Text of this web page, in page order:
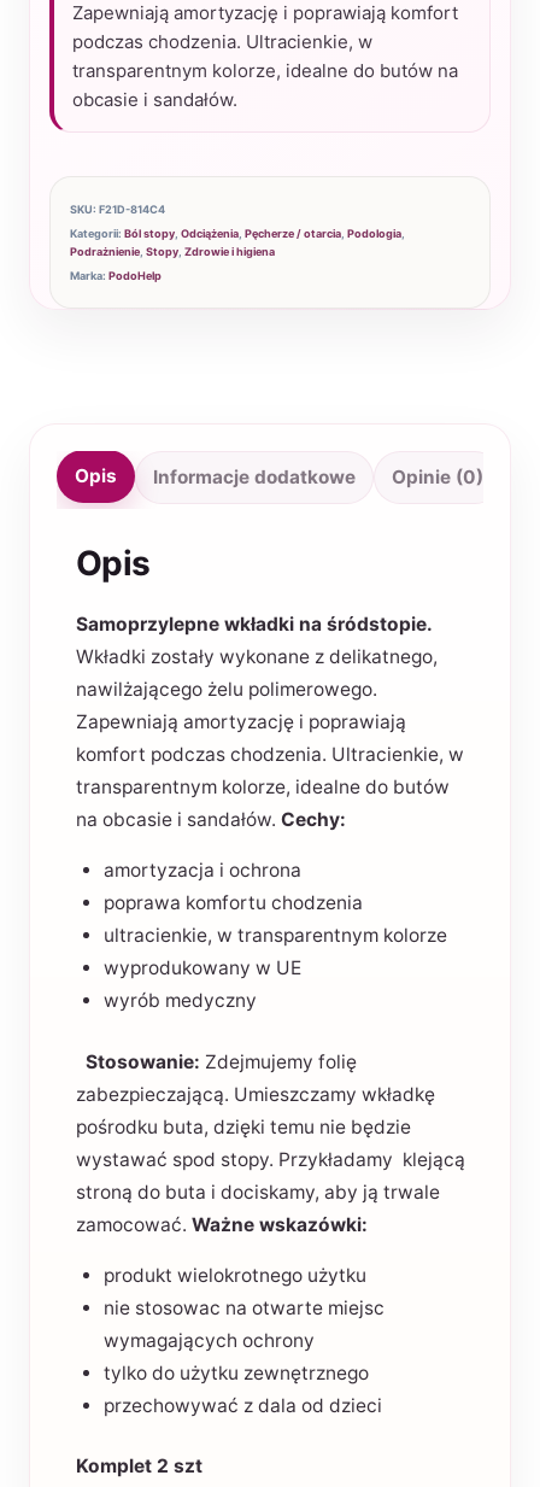
Zapewniają amortyzację i poprawiają komfort
podczas chodzenia. Ultracienkie, w
transparentnym kolorze, idealne do butów na
obcasie i sandałów.
szt
SKU: F21D-814C4
Kategorii: Ból stopy, Odciążenia, Pęcherze / otarcia, Podologia,
Podrażnienie, Stopy, Zdrowie i higiena
Marka: PodoHelp
Opis Informacje dodatkowe Opinie (0)
Opis
Samoprzylepne wkładki na śródstopie.
Wkładki zostały wykonane z delikatnego,
nawilżającego żelu polimerowego.
Zapewniają amortyzację i poprawiają
komfort podczas chodzenia. Ultracienkie, w
transparentnym kolorze, idealne do butów
na obcasie i sandałów. Cechy:
amortyzacja i ochrona
poprawa komfortu chodzenia
ultracienkie, w transparentnym kolorze
wyprodukowany w UE
wyrób medyczny
Stosowanie: Zdejmujemy folię
zabezpieczającą. Umieszczamy wkładkę
pośrodku buta, dzięki temu nie będzie
wystawać spod stopy. Przykładamy klejącą
stroną do buta i dociskamy, aby ją trwale
zamocować. Ważne wskazówki:
produkt wielokrotnego użytku
nie stosowac na otwarte miejsc
wymagających ochrony
tylko do użytku zewnętrznego
przechowywać z dala od dzieci
Komplet 2 szt